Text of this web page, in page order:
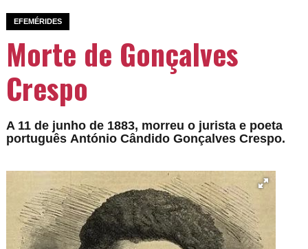
EFEMÉRIDES
Morte de Gonçalves
Crespo
A 11 de junho de 1883, morreu o jurista e poeta
português António Cândido Gonçalves Crespo.